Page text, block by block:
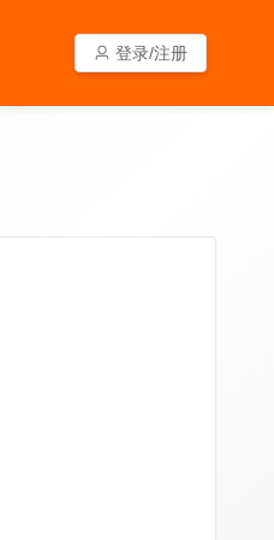
登录/注册
登录/注册